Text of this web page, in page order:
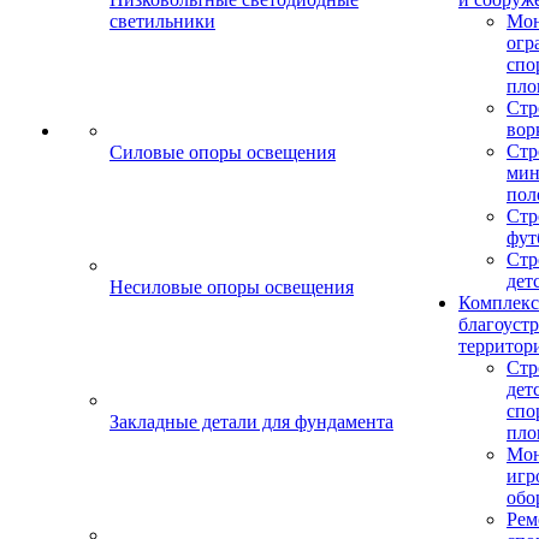
светильники
Силовые опоры освещения
Несиловые опоры освещения
Закладные детали для фундамента